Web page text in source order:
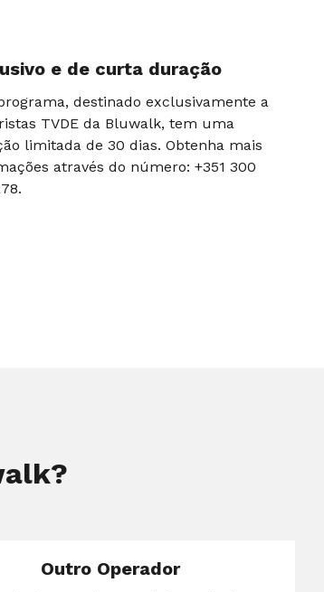
e de curta duração
destinado exclusivamente a
TVDE da Bluwalk, tem uma
limitada de 30 dias. Obtenha mais
através do número: +351 300
Outro Operador